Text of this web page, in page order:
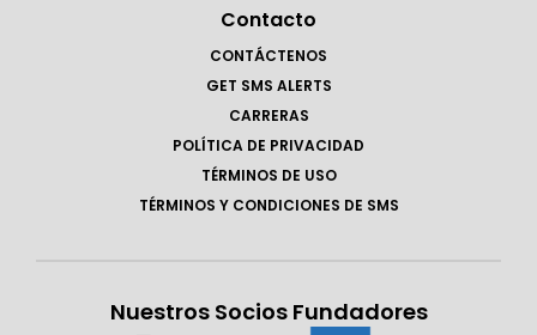
Contacto
CONTÁCTENOS
GET SMS ALERTS
CARRERAS
POLÍTICA DE PRIVACIDAD
TÉRMINOS DE USO
TÉRMINOS Y CONDICIONES DE SMS
Nuestros Socios Fundadores